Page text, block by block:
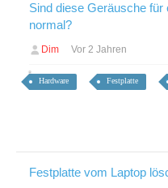
Sind diese Geräusche für
normal?
Dim Vor 2 Jahren
Hardware Festplatte
Festplatte vom Laptop